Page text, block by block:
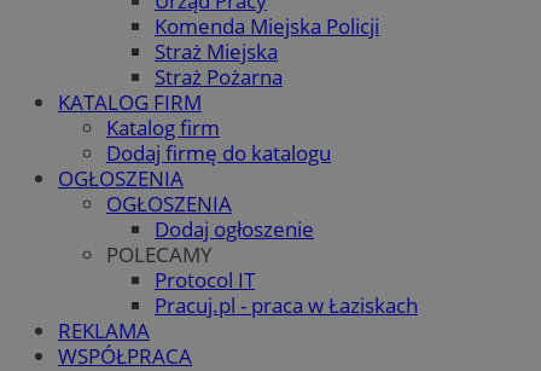
Komenda Miejska Policji
Straż Miejska
Straż Pożarna
KATALOG FIRM
Katalog firm
Dodaj firmę do katalogu
OGŁOSZENIA
OGŁOSZENIA
Dodaj ogłoszenie
POLECAMY
Protocol IT
Pracuj.pl - praca w Łaziskach
REKLAMA
WSPÓŁPRACA